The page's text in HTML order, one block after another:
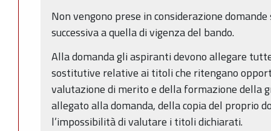
Non vengono prese in considerazione
successiva a quella di vigenza del bando.
Alla domanda gli aspiranti devono allegare
sostitutive relative ai titoli che ritengano
valutazione di merito e della formazione della
allegato alla domanda, della copia del proprio
l’impossibilità di valutare i titoli dichiarati.